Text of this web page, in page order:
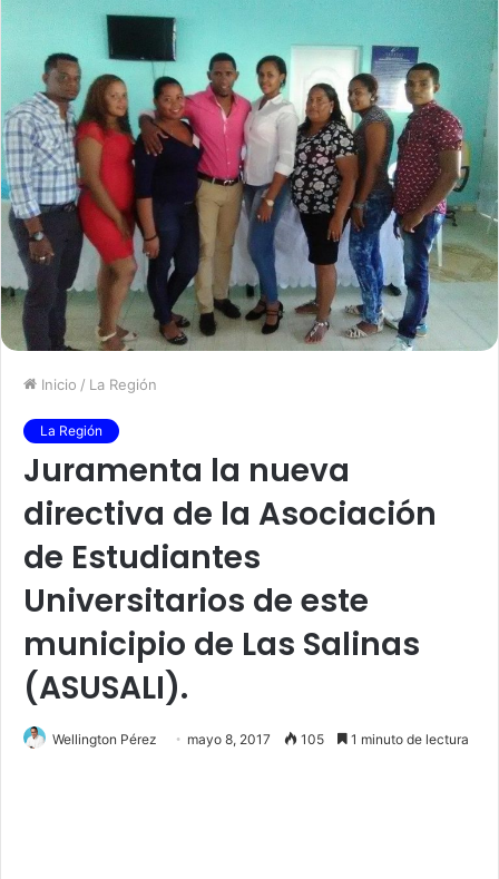
Inicio / La Región
La Región
Juramenta la nueva
directiva de la Asociación
de Estudiantes
Universitarios de este
municipio de Las Salinas
(ASUSALI).
Wellington Pérez mayo 8, 2017 105 1 minuto de lectura